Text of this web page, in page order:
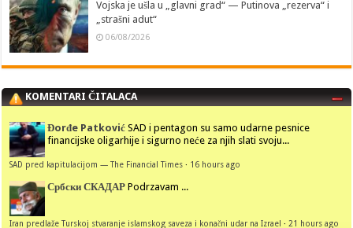
Vojska je ušla u „glavni grad“ — Putinova „rezerva“ i
„strašni adut“
06/08/2026
KOMENTARI ČITALACA
Đorđe Patković SAD i pentagon su samo udarne pesnice
financijske oligarhije i sigurno neće za njih slati svoju...
SAD pred kapitulacijom — The Financial Times · 16 hours ago
Србски СКАДАР Podrzavam ...
Iran predlaže Turskoj stvaranje islamskog saveza i konačni udar na Izrael · 21 hours ago